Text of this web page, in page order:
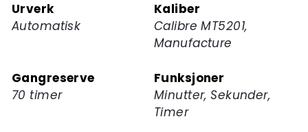
Urverk
Automatisk
Kaliber
Calibre MT5201,
Manufacture
Gangreserve
70 timer
Funksjoner
Minutter, Sekunder,
Timer